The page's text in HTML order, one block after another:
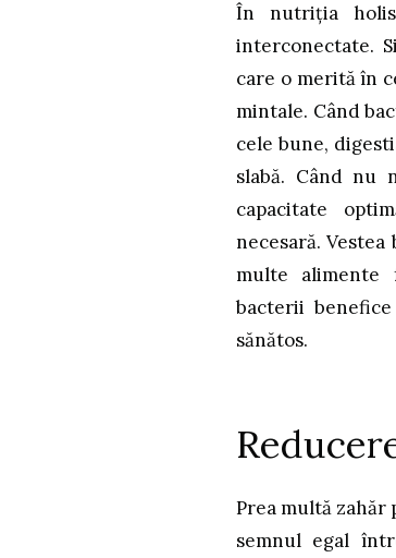
În nutriția
interconectate.
care o merită în
mintale. Când
cele bune,
slabă. Când nu
capacitate
necesară.
multe alimente
bacterii
sănătos.
Prea multă
semnul egal